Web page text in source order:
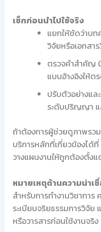
เช็กก่อนนำไปใช้จริง
แยกให้ชัดว่าบ
วิจัยหรือเอกสา
ตรวจคำสำคัญ
แบบอ้างอิงให้ต
ปรับตัวอย่างแล
ระดับปริญญา แ
ถ้าต้องการผู้ช่วยดูภาพรวม
บริการหลักที่เกี่ยวข้องได้ที่
วางแผนงานให้ถูกต้องตั้ง
หมายเหตุด้านความน่าเ
สำหรับการทำงานวิชากา
ระเบียบจริยธรรมการวิจั
หรือวารสารก่อนใช้งานจริง